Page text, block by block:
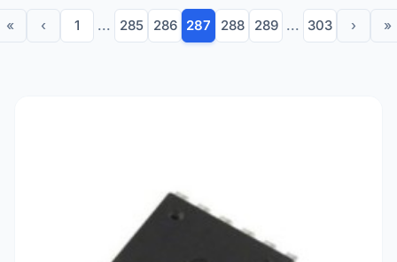
« ‹ 1 ... 285 286 287 288 289 ... 303 › »